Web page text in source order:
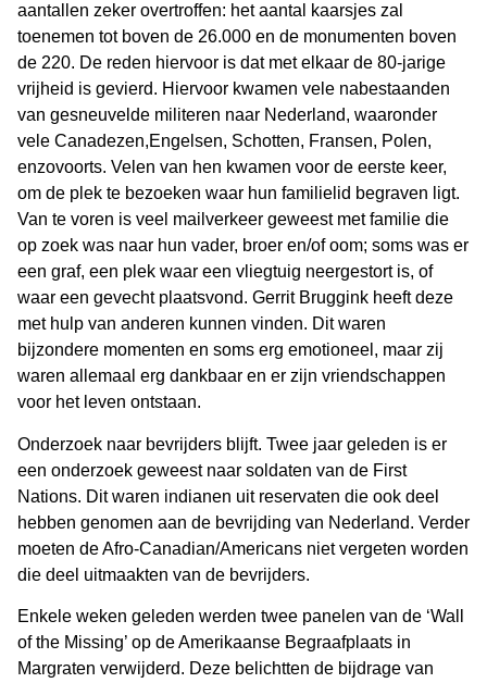
aantallen zeker overtroffen: het aantal kaarsjes zal
toenemen tot boven de 26.000 en de monumenten boven
de 220. De reden hiervoor is dat met elkaar de 80-jarige
vrijheid is gevierd. Hiervoor kwamen vele nabestaanden
van gesneuvelde militeren naar Nederland, waaronder
vele Canadezen,Engelsen, Schotten, Fransen, Polen,
enzovoorts. Velen van hen kwamen voor de eerste keer,
om de plek te bezoeken waar hun familielid begraven ligt.
Van te voren is veel mailverkeer geweest met familie die
op zoek was naar hun vader, broer en/of oom; soms was er
een graf, een plek waar een vliegtuig neergestort is, of
waar een gevecht plaatsvond. Gerrit Bruggink heeft deze
met hulp van anderen kunnen vinden. Dit waren
bijzondere momenten en soms erg emotioneel, maar zij
waren allemaal erg dankbaar en er zijn vriendschappen
voor het leven ontstaan.
Onderzoek naar bevrijders blijft. Twee jaar geleden is er
een onderzoek geweest naar soldaten van de First
Nations. Dit waren indianen uit reservaten die ook deel
hebben genomen aan de bevrijding van Nederland. Verder
moeten de Afro-Canadian/Americans niet vergeten worden
die deel uitmaakten van de bevrijders.
Enkele weken geleden werden twee panelen van de ‘Wall
of the Missing’ op de Amerikaanse Begraafplaats in
Margraten verwijderd. Deze belichtten de bijdrage van